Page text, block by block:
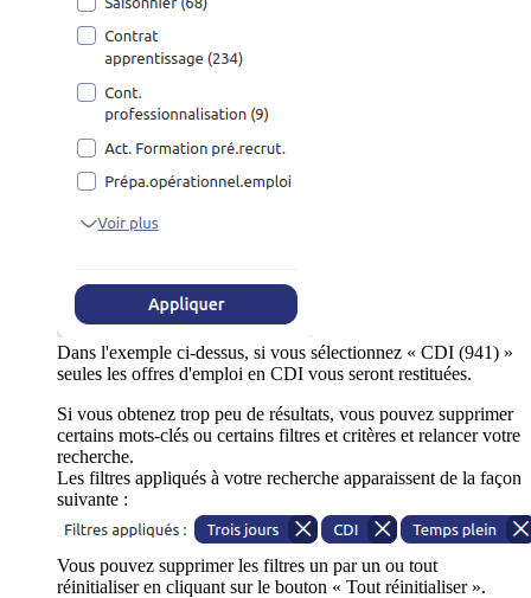
Dans l'exemple ci-dessus, si vous sélectionnez « CDI (941) »
seules les offres d'emploi en CDI vous seront restituées.
Si vous obtenez trop peu de résultats, vous pouvez supprimer
certains mots-clés ou certains filtres et critères et relancer votre
recherche.
Les filtres appliqués à votre recherche apparaissent de la façon
suivante :
Vous pouvez supprimer les filtres un par un ou tout
réinitialiser en cliquant sur le bouton « Tout réinitialiser ».